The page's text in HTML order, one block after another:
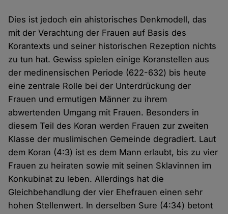
Dies ist jedoch ein ahistorisches Denkmodell, das
mit der Verachtung der Frauen auf Basis des
Korantexts und seiner historischen Rezeption nichts
zu tun hat. Gewiss spielen einige Koranstellen aus
der medinensischen Periode (622-632) bis heute
eine zentrale Rolle bei der Unterdrückung der
Frauen und ermutigen Männer zu ihrem
abwertenden Umgang mit Frauen. Besonders in
diesem Teil des Koran werden Frauen zur zweiten
Klasse der muslimischen Gemeinde degradiert. Laut
dem Koran (4:3) ist es dem Mann erlaubt, bis zu vier
Frauen zu heiraten sowie mit seinen Sklavinnen im
Konkubinat zu leben. Allerdings hat die
Gleichbehandlung der vier Ehefrauen einen sehr
hohen Stellenwert. In derselben Sure (4:34) betont